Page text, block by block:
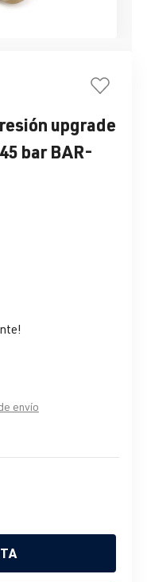
upgrade
bar BAR-
envío